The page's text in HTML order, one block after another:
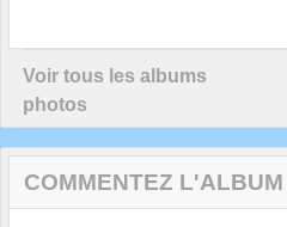
Voir tous les albums
photos
COMMENTEZ L'ALBUM